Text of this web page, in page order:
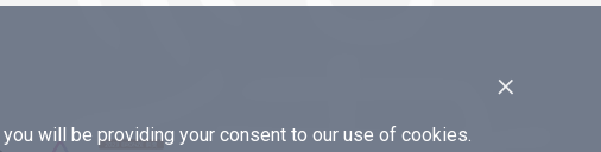
×
will be providing your consent to our use of cookies.